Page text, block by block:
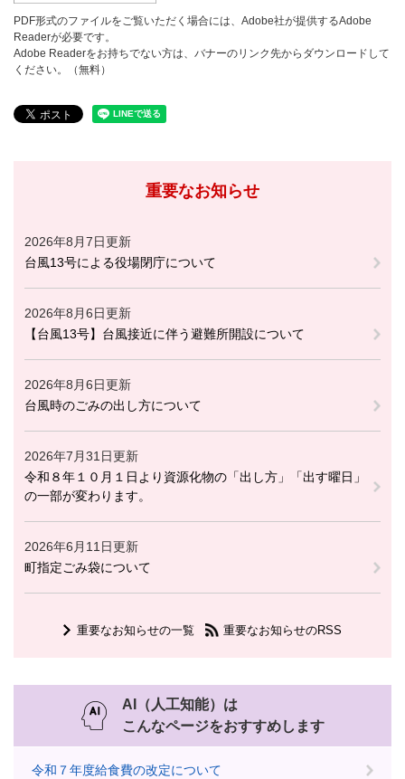
PDF形式のファイルをご覧いただく場合には、Adobe社が提供するAdobe
Readerが必要です。
Adobe Readerをお持ちでない方は、バナーのリンク先からダウンロードして
ください。（無料）
重要なお知らせ
2026年8月7日更新
台風13号による役場閉庁について
2026年8月6日更新
【台風13号】台風接近に伴う避難所開設について
2026年8月6日更新
台風時のごみの出し方について
2026年7月31日更新
令和８年１０月１日より資源化物の「出し方」「出す曜日」
の一部が変わります。
2026年6月11日更新
町指定ごみ袋について
重要なお知らせの一覧 重要なお知らせのRSS
AI（人工知能）は
こんなページをおすすめします
令和７年度給食費の改定について